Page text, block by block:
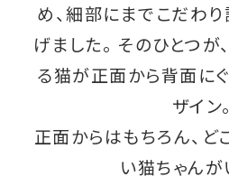
め、細部にまでこだわ
げました。 そのひとつが
る猫が正面から背面に
ザイン。
正面からはもちろん、ど
い猫ちゃんが